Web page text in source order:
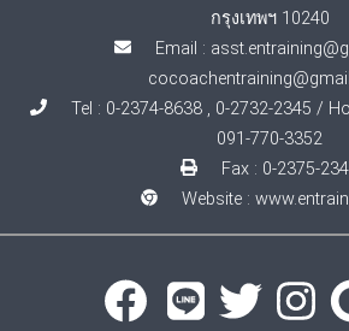
กรุงเทพฯ 10240
Email :
Tel : 0-2374-8638 , 0-2732-2345 /
091-770-3352
Fax : 0-2375-
Website :